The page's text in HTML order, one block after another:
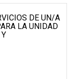
DE UN/A
LA UNIDAD